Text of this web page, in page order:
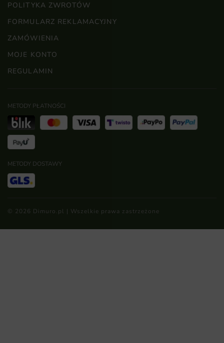
POLITYKA ZWROTÓW
FORMULARZ REKLAMACYJNY
ZAMÓWIENIA
MOJE KONTO
REGULAMIN
METODY PŁATNOŚCI
METODY DOSTAWY
© 2026 Dimuro.pl | Wszelkie prawa zastrzeżone